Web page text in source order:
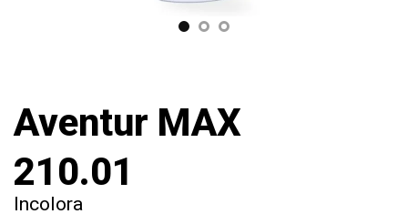
Aventur MAX
210.01
Incolora